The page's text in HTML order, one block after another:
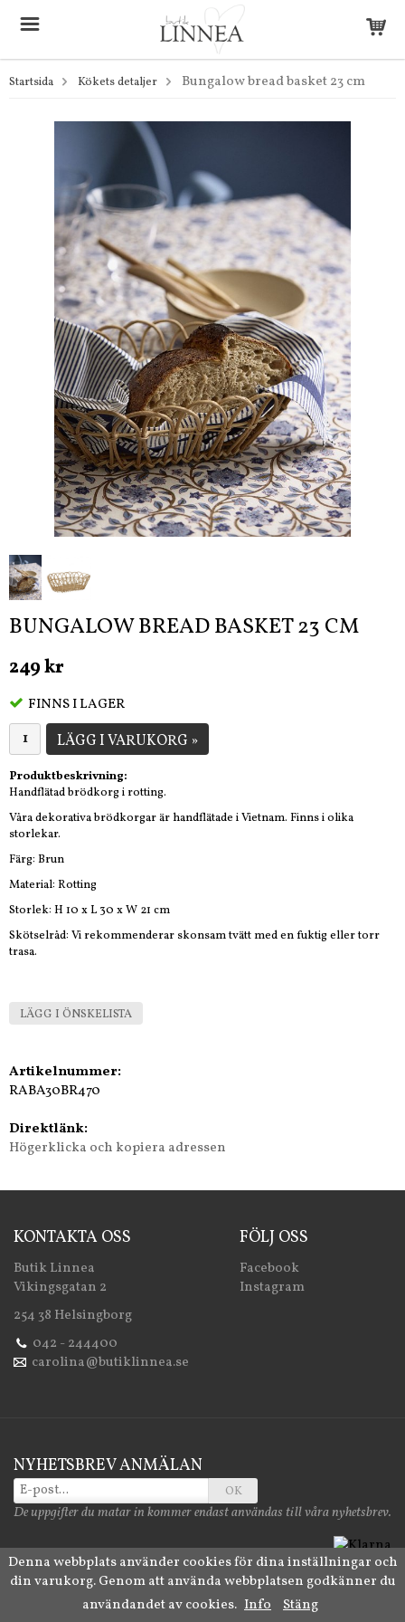
Startsida Kökets detaljer Bungalow bread basket 23 cm
BUNGALOW BREAD BASKET 23 CM
249 kr
FINNS I LAGER
LÄGG I VARUKORG »
Produktbeskrivning:
Handflätad brödkorg i rotting.
Våra dekorativa brödkorgar är handflätade i Vietnam. Finns i olika
storlekar.
Färg: Brun
Material: Rotting
Storlek: H 10 x L 30 x W 21 cm
Skötselråd: Vi rekommenderar skonsam tvätt med en fuktig eller torr
trasa.
LÄGG I ÖNSKELISTA
Artikelnummer:
RABA30BR470
Direktlänk:
Högerklicka och kopiera adressen
KONTAKTA OSS
Butik Linnea
Vikingsgatan 2
254 38 Helsingborg
042 - 244400
carolina@butiklinnea.se
FÖLJ OSS
Facebook
Instagram
NYHETSBREV ANMÄLAN
OK
De uppgifter du matar in kommer endast användas till våra nyhetsbrev.
Drift & produktion: Wikinggruppen
Denna webbplats använder cookies för dina inställningar och
din varukorg. Genom att använda webbplatsen godkänner du
användandet av cookies. Info Stäng